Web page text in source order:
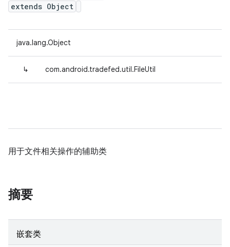
extends Object
java.lang.Object
↳ com.android.tradefed.util.FileUtil
用于文件相关操作的辅助类
摘要
嵌套类